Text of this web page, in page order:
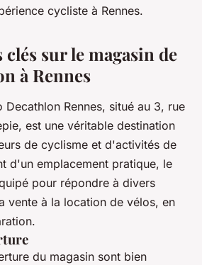
cycliste à Rennes.
sur le magasin de
à Rennes
Decathlon Rennes, situé au 3, rue
est une véritable destination
de cyclisme et d'activités de
d'un emplacement pratique, le
pour répondre à divers
vente à la location de vélos, en
du magasin sont bien